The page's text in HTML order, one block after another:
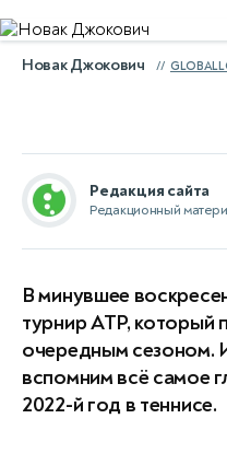
Новак Джокович
Редакция сайта
Редакционный
В минувшее
турнир ATP, который
очередным сезоном.
вспомним всё самое
2022-й год в теннисе.